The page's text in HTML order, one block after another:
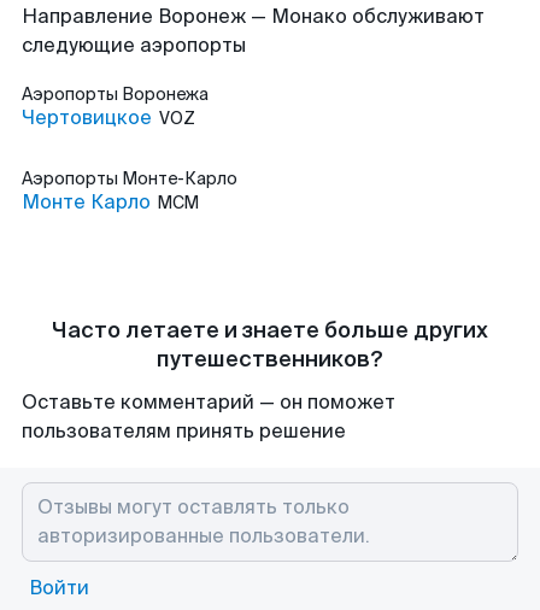
Направление Воронеж — Монако обслуживают
следующие аэропорты
Аэропорты Воронежа
Чертовицкое VOZ
Аэропорты Монте-Карло
Монте Карло MCM
Часто летаете и знаете больше других
путешественников?
Оставьте комментарий — он поможет
пользователям принять решение
Войти